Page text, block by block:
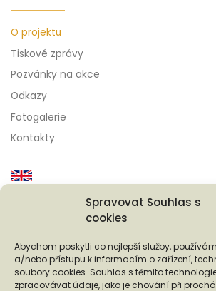
Spravovat Souhlas s
cookies
Abychom poskytli co nejlepší služby,
a/nebo přístupu k informacím o zařízení,
soubory cookies. Souhlas s těmito
zpracovávat údaje, jako je chování při
O projektu
Tiskové zprávy
Pozvánky na akce
Odkazy
Fotogalerie
Kontakty
Podporují nás...